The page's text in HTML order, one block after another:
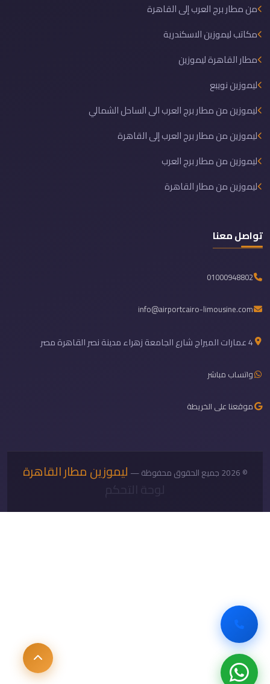
من مطار برج العرب إلى القاهرة
مكاتب ليموزين الاسكندرية
مطار القاهرة ليموزين
ليموزين نويبع
ليموزين من مطار برج العرب الى الساحل الشمالي
ليموزين من مطار برج العرب إلى القاهرة
ليموزين من مطار برج العرب
ليموزين من مطار القاهرة
تواصل معنا
01000948802
info@airportcairo-limousine.com
4 عمارات الميراج شارع الجامعة زهراء مدينة نصر القاهرة مصر
واتساب مباشر
موقعنا على الخريطة
ليموزين مطار القاهرة